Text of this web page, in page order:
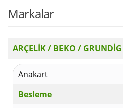
Markalar
ARÇELİK / BEKO / GRUNDİG
Anakart
Besleme